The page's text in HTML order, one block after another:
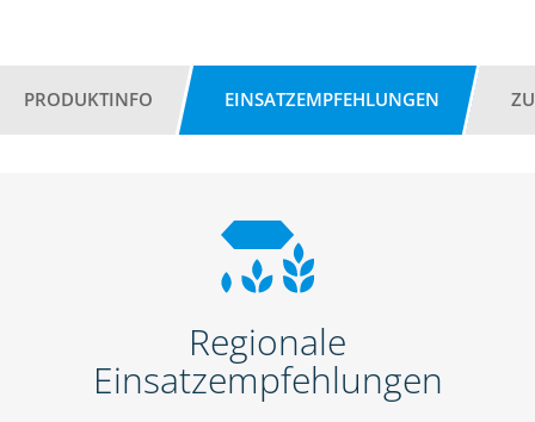
PRODUKTINFO EINSATZEMPFEHLUNGEN
Regionale
Einsatzempfehlungen